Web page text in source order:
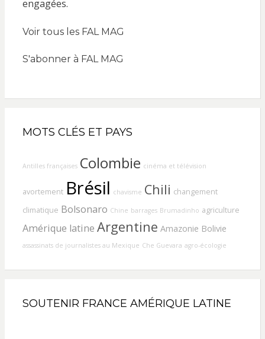
Voir tous les FAL MAG
S'abonner à FAL MAG
MOTS CLÉS ET PAYS
Antilles françaises Colombie cinéma et télévision
avortement Brésil chavisme Chili changement
climatique Bolsonaro Chine barrages Brumadinho agriculture
Amérique latine Argentine Amazonie Bolivie
assassinats de journalistes au Mexique Che Guevara agro-écologie
SOUTENIR FRANCE AMÉRIQUE LATINE